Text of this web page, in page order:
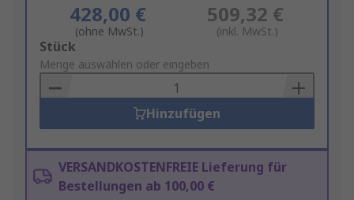
428,00 €
(ohne MwSt.)
509,32 €
(inkl. MwSt.)
Add
to
Basket
Stück
Menge auswählen oder eingeben
Hinzufügen
VERSANDKOSTENFREIE Lieferung für
Bestellungen ab 100,00 €